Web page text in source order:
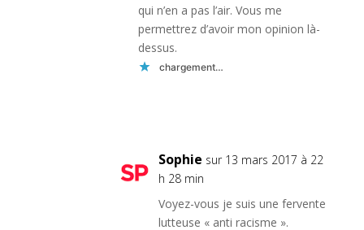
qui n’en a pas l’air. Vous me
permettrez d’avoir mon opinion là-
dessus.
chargement…
Sophie sur 13 mars 2017 à 22
h 28 min
Voyez-vous je suis une fervente
lutteuse « anti racisme ».